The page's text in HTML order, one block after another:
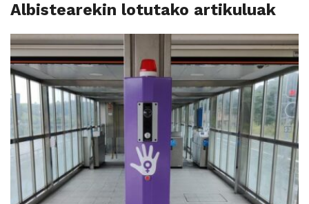
Albistearekin lotutako artikuluak